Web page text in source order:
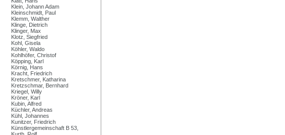
Klein, Johann Adam
Kleinschmidt, Paul
Klemm, Walther
Klinge, Dietrich
Klinger, Max
Klotz, Siegfried
Kohl, Gisela
Köhler, Waldo
Kohlhöfer, Christof
Köpping, Karl
Körnig, Hans
Kracht, Friedrich
Kretschmer, Katharina
Kretzschmar, Bernhard
Kriegel, Willy
Kröner, Karl
Kubin, Alfred
Küchler, Andreas
Kühl, Johannes
Kunitzer, Friedrich
Künstlergemeinschaft B 53,